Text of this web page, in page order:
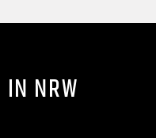
IN NRW